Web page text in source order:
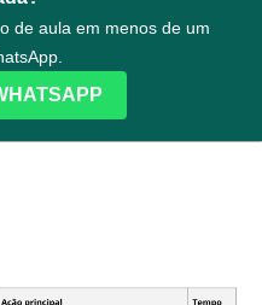
de aula em menos de um